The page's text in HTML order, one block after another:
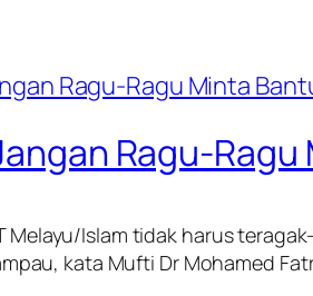
Ragu-
Melayu/Islam tidak harus
kata Mufti Dr Mohamed